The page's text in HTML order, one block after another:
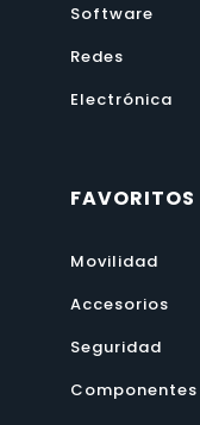
Software
Redes
Electrónica
FAVORITOS
Movilidad
Accesorios
Seguridad
Componentes